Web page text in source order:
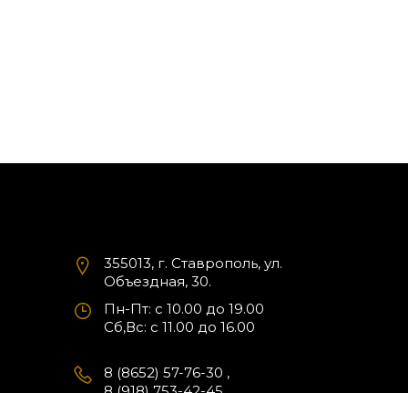
355013, г. Ставрополь, ул.
Объездная, 30.
Пн-Пт: с 10.00 до 19.00
Cб,Вс: с 11.00 до 16.00
8 (8652) 57-76-30 ,